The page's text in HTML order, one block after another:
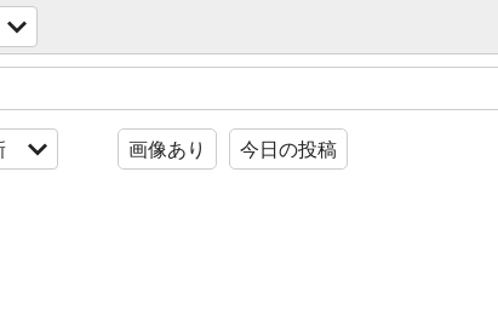
画像あり 今日の投稿